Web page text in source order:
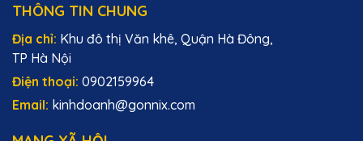
THÔNG TIN CHUNG
Địa chỉ: Khu đô thị Văn khê, Quận Hà Đông,
TP Hà Nội
Điện thoại: 0902159964
Email: kinhdoanh@gonnix.com